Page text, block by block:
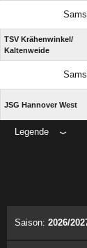
TSV Krähenwinkel/​
Kaltenweide
JSG Hannover West
Legende
Saison: 2026/